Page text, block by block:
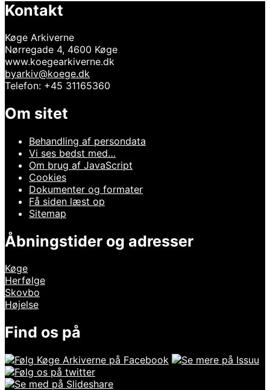
Kontakt
Køge Arkiverne
Nørregade 4, 4600 Køge
www.koegearkiverne.dk
byarkiv@koege.dk
Telefon: +45 31165360
Om sitet
Behandling af persondata
Vi ses bedst med…
Om brug af JavaScript
Cookies
Dokumenter og formater
Få siden læst op
Sitemap
Åbningstider og adresser
Køge
Herfølge
Skovbo
Højelse
Find os på